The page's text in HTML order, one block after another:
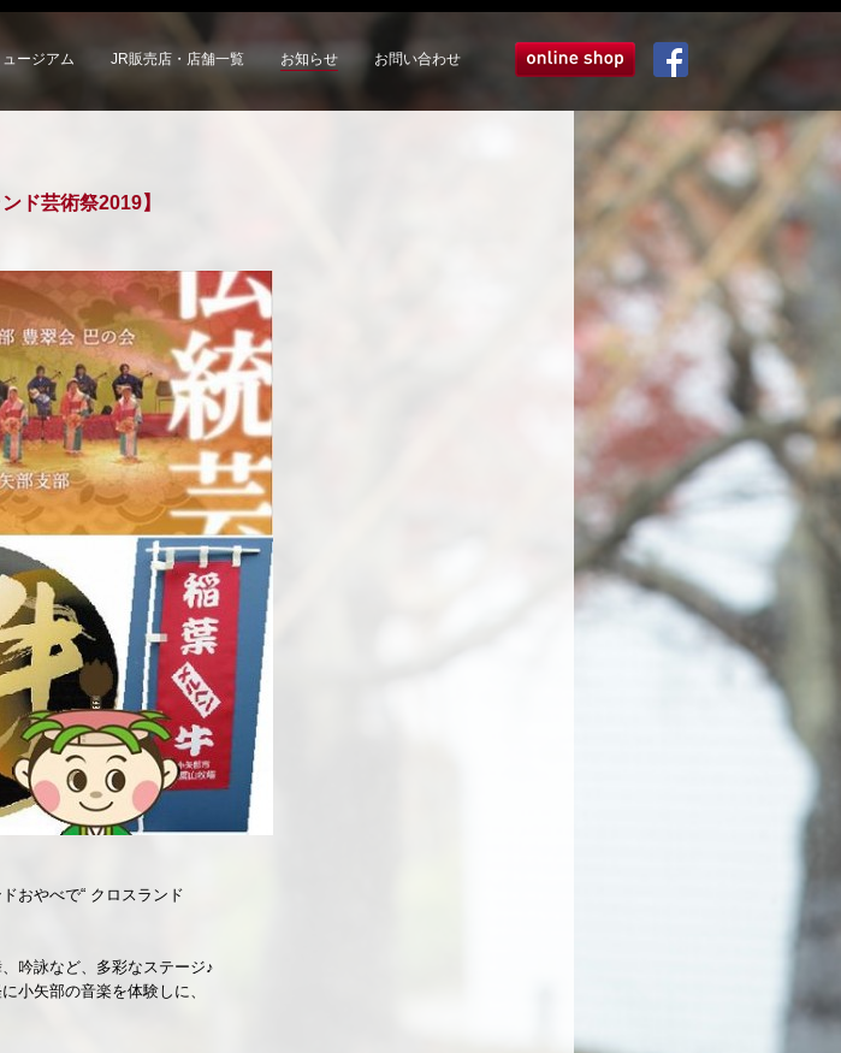
ージアム JR販売店・店舗一覧 お知らせ お問い合わせ オンラインショップ
ド芸術祭2019】
おやべで“ クロスランド
吟詠など、多彩なステージ♪
小矢部の音楽を体験しに、